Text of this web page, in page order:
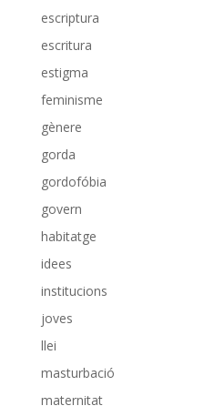
escriptura
escritura
estigma
feminisme
gènere
gorda
gordofóbia
govern
habitatge
idees
institucions
joves
llei
masturbació
maternitat